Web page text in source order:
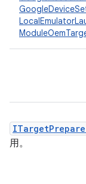
用。